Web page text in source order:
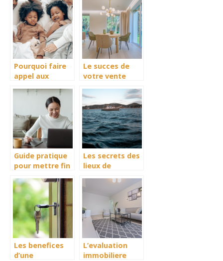
Pourquoi faire
appel aux
genealogiste
Le succes de
votre vente
grace a une
agence et une
estimation
precise
Guide pratique
pour mettre fin
mobile SFR
Les secrets des
lieux de
serie Outer
Netflix
Les benefices
d’une
L’evaluation
immobiliere